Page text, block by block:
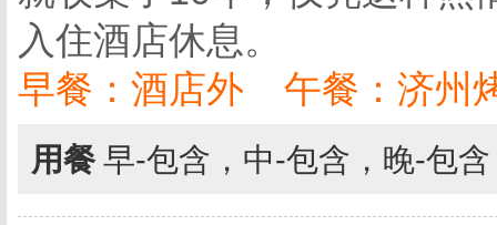
入住酒店休息。
早餐：酒店外 午餐：济
用餐 早-包含，中-包含，晚-包